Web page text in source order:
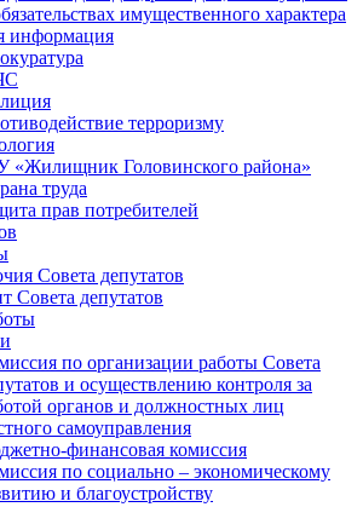
имущественного характера
информация
терроризму
«Жилищник Головинского района»
труда
прав потребителей
Совета депутатов
Совета депутатов
по организации работы Совета
и осуществлению контроля за
органов и должностных лиц
самоуправления
финансовая комиссия
по социально – экономическому
и благоустройству